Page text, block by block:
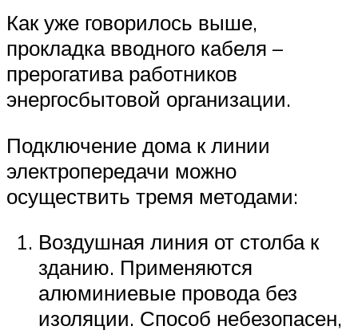
Как уже говорилось выше,
прокладка вводного кабеля –
прерогатива работников
энергосбытовой организации.
Подключение дома к линии
электропередачи можно
осуществить тремя методами:
Воздушная линия от столба к
зданию. Применяются
алюминиевые провода без
изоляции. Способ небезопасен,